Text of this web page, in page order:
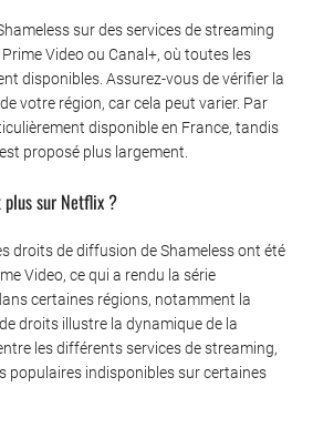
sur des services de streaming
Video ou Canal+, où toutes les
disponibles. Assurez-vous de vérifier la
votre région, car cela peut varier. Par
disponible en France, tandis
proposé plus largement.
plus sur Netflix ?
droits de diffusion de Shameless ont été
Video, ce qui a rendu la série
certaines régions, notamment la
droits illustre la dynamique de la
les différents services de streaming,
populaires indisponibles sur certaines